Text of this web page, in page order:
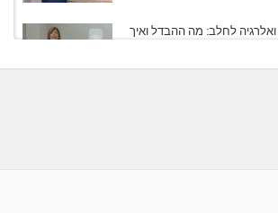
ואלרגיה לחלב: מה ההבדל ואיך